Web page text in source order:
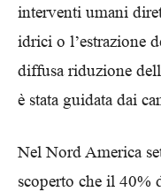
interventi umani
idrici o l’estrazione
diffusa riduzione
è stata guidata dai
Nel Nord America
scoperto che il 40%